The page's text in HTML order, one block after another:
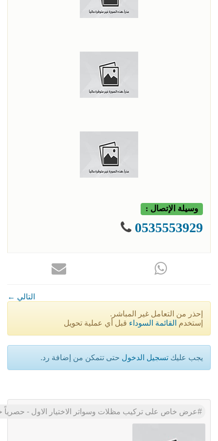
وسيلة الإتصال :
0535553929
← التالي
إحذر من التعامل غير المباشر.
إستخدم القائمة السوداء قبل أي عملية تحويل
يجب عليك تسجيل الدخول حتى تتمكن من إضافة رد.
عرض خاص على تركيب مظلات وسواتر الاختيار الاول - حصرياً خصومات